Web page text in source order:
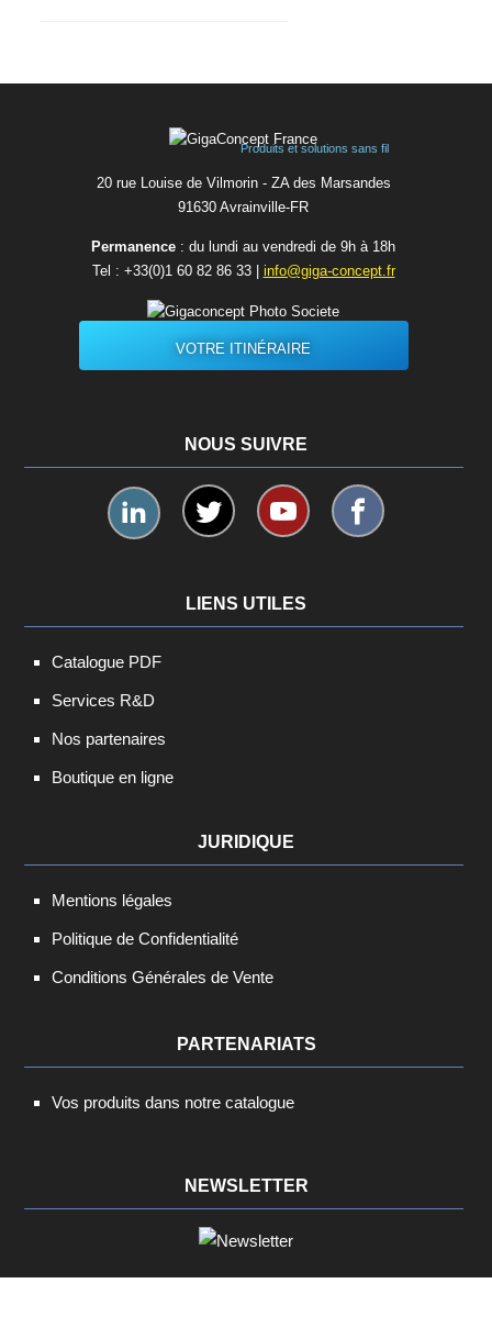
Produits et solutions sans fil
20 rue Louise de Vilmorin - ZA des Marsandes
91630 Avrainvilleㅤ-ㅤFR
Permanence : du lundi au vendredi de 9h à 18h
Tel : +33(0)1 60 82 86 33| info@giga-concept.fr
VOTRE ITINÉRAIRE
NOUS SUIVRE
LIENS UTILES
Catalogue PDF
Services R&D
Nos partenaires
Boutique en ligne
JURIDIQUE
Mentions légales
Politique de Confidentialité
Conditions Générales de Vente
PARTENARIATS
Vos produits dans notre catalogue
NEWSLETTER